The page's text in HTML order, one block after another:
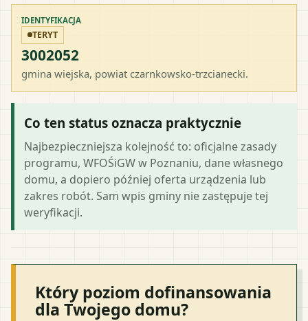
IDENTYFIKACJA
TERYT
3002052
gmina wiejska, powiat czarnkowsko-trzcianecki.
Co ten status oznacza praktycznie
Najbezpieczniejsza kolejność to: oficjalne zasady
programu, WFOŚiGW w Poznaniu, dane własnego
domu, a dopiero później oferta urządzenia lub
zakres robót. Sam wpis gminy nie zastępuje tej
weryfikacji.
Który poziom dofinansowania
dla Twojego domu?